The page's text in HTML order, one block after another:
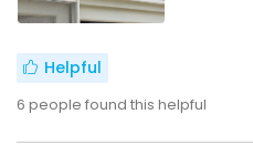
Helpful
6 people found this helpful